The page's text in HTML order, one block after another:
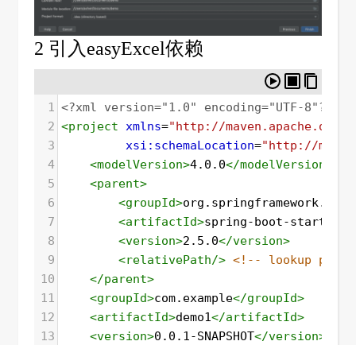
2 引入easyExcel依赖
1 <?xml
version="1.0" encoding="UTF-8"?>
2 <project xmlns="http://maven.apache.org/
3
xsi:schemaLocation="http://
4
<modelVersion>4.0.0</modelVersion
5
<parent>
6
<groupId>org.springframework.boot
7
<artifactId>spring-boot-starter-
8
<version>2.5.0</version>
9
<relativePath/> <!-- lookup
10
</parent>
11
<groupId>com.example</groupId>
12
<artifactId>demo1</artifactId>
13
<version>0.0.1-SNAPSHOT</version>